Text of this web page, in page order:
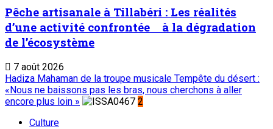
Pêche artisanale à Tillabéri : Les réalités
d’une activité confrontée à la dégradation
de l’écosystème
7 août 2026
Hadiza Mahaman de la troupe musicale Tempête du désert :
«Nous ne baissons pas les bras, nous cherchons à aller
encore plus loin »
2
Culture